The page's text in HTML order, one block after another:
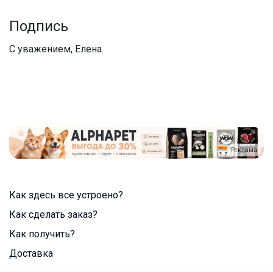
Подпись
С уважением, Елена.
Реклама
Как здесь все устроено?
Как сделать заказ?
Как получить?
Доставка